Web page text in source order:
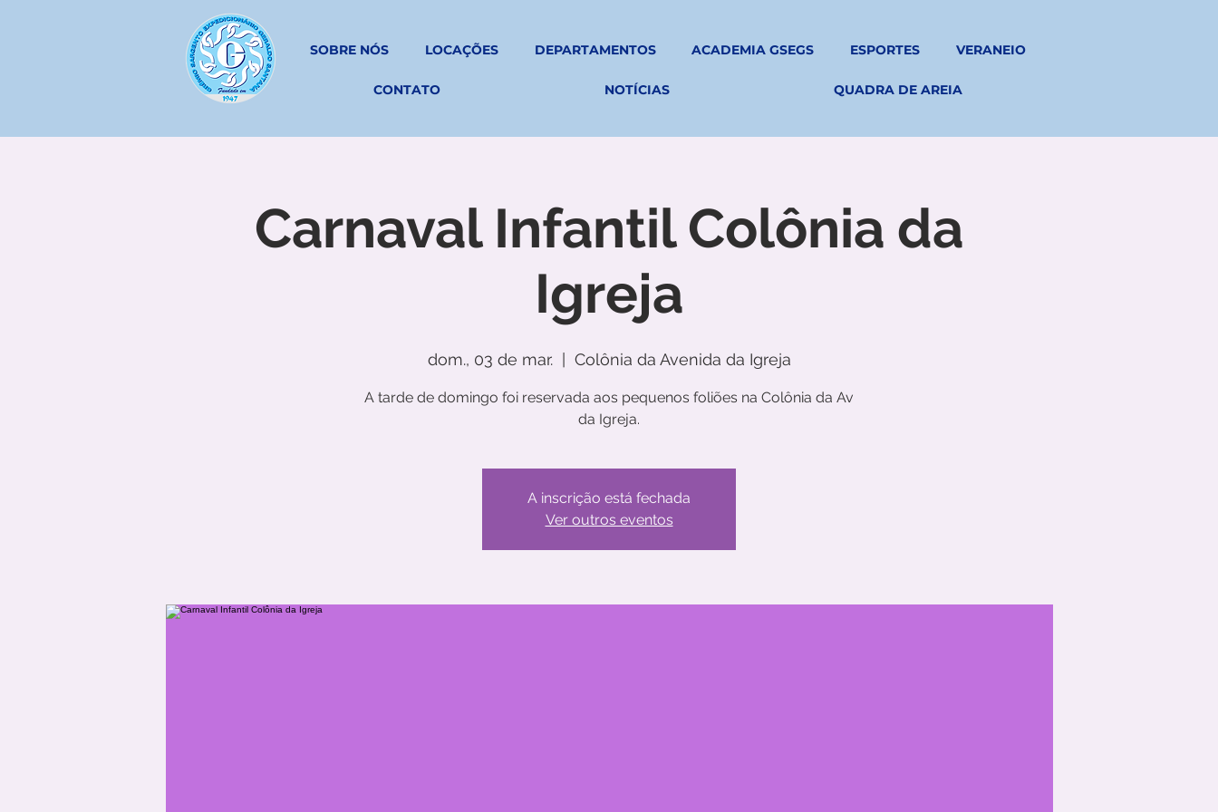
SOBRE NÓS LOCAÇÕES DEPARTAMENTOS ACADEMIA GSEGS ESPORTES VERANEIO
CONTATO NOTÍCIAS QUADRA DE AREIA
Carnaval Infantil Colônia da
Igreja
dom., 03 de mar.
  |
Colônia da Avenida da Igreja
A tarde de domingo foi reservada aos pequenos foliões na Colônia da Av
da Igreja.
A inscrição está fechada
Ver outros eventos